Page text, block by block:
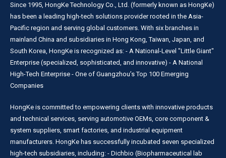
Since 1995, HongKe Technology Co., Ltd. (formerly known as HongKe)
has been a leading high-tech solutions provider rooted in the Asia-
Pacific region and serving global customers. With six branches in
mainland China and subsidiaries in Hong Kong, Taiwan, Japan, and
South Korea, HongKe is recognized as: - A National-Level "Little Giant"
Enterprise (specialized, sophisticated, and innovative) - A National
High-Tech Enterprise - One of Guangzhou’s Top 100 Emerging
Companies
HongKe is committed to empowering clients with innovative products
and technical services, serving automotive OEMs, core component &
system suppliers, smart factories, and industrial equipment
manufacturers. HongKe has successfully incubated seven specialized
high-tech subsidiaries, including: - Dichbio (Biopharmaceutical lab